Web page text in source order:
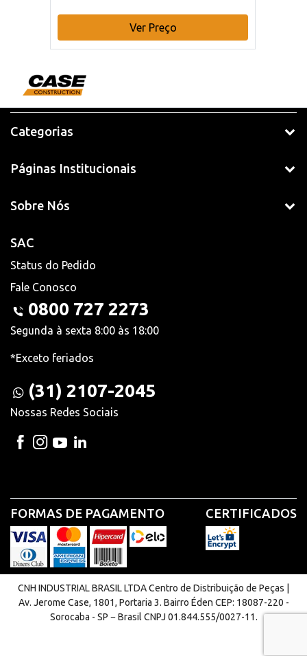
Ver Preço
Categorias
Páginas Institucionais
Sobre Nós
SAC
Status do Pedido
Fale Conosco
0800 727 2273
Segunda à sexta 8:00 às 18:00
*Exceto feriados
(31) 2107-2045
Nossas Redes Sociais
FORMAS DE PAGAMENTO CERTIFICADOS
CNH INDUSTRIAL BRASIL LTDA Centro de Distribuição de Peças |
Av. Jerome Case, 1801, Portaria 3. Bairro Éden CEP: 18087-220 -
Sorocaba - SP − Brasil CNPJ 01.844.555/0027-11.